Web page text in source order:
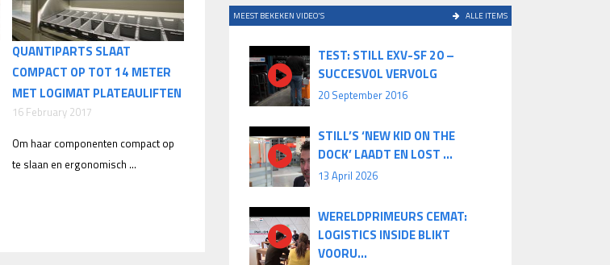
QUANTIPARTS SLAAT
COMPACT OP TOT 14 METER
MET LOGIMAT PLATEAULIFTEN
16 February 2017
Om haar componenten compact op
te slaan en ergonomisch ...
MEEST BEKEKEN VIDEO'S ALLE ITEMS
TEST: STILL EXV-SF 20 –
SUCCESVOL VERVOLG
20 September 2016
STILL’S ‘NEW KID ON THE
DOCK’ LAADT EN LOST ...
13 April 2026
WERELDPRIMEURS CEMAT:
LOGISTICS INSIDE BLIKT
VOORU...